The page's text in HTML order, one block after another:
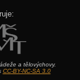
a tělovýchovy.
CC-BY-NC-SA 3.0